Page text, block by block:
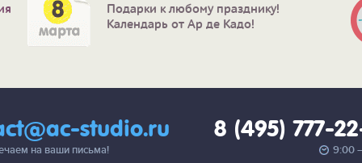
Подарки к любому празднику!
Календарь от Ар де Кадо!
studio.ru
на ваши письма!
8 (495) 777-
9:00